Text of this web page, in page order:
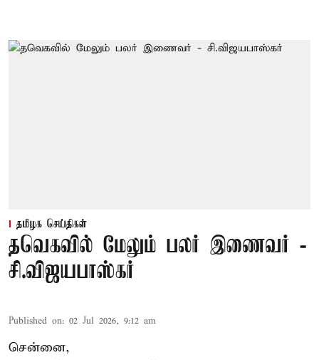
தமிழக செய்திகள்
தவெகவில் மேலும் பலர் இணைவர் -
சி.விஜயபாஸ்கர்
Published on: 02 Jul 2026, 9:12 am
சென்னை,